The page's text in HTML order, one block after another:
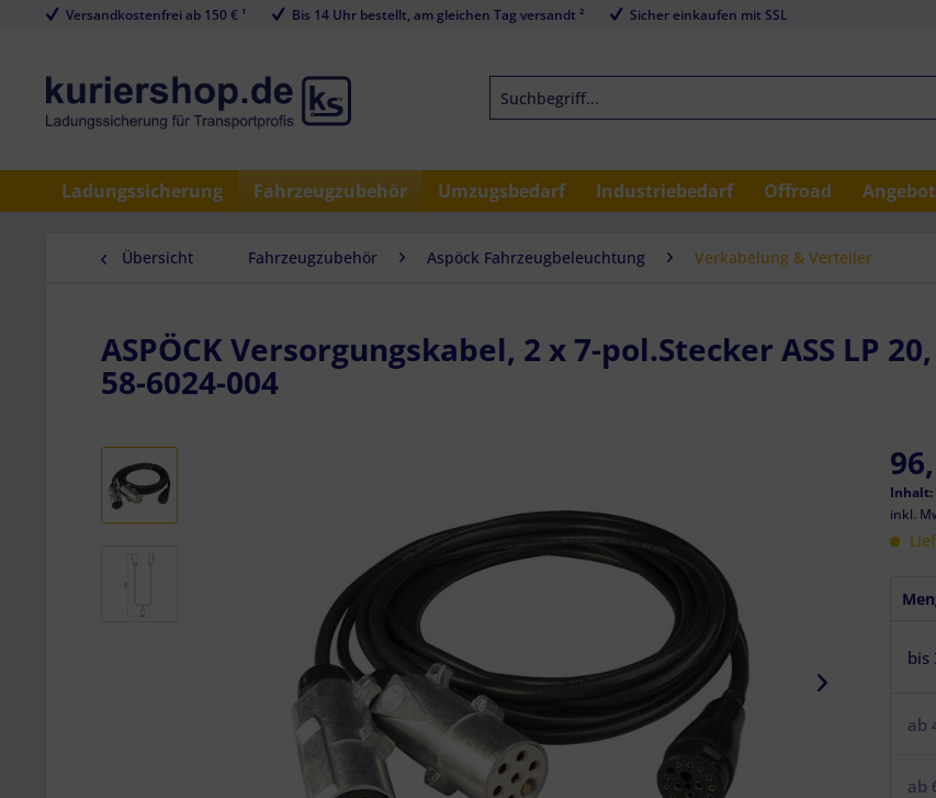
Versandkostenfrei ab 150 € ¹ Bis 14 Uhr bestellt, am gleichen Tag versandt ² Sicher einkaufen mit SSL
Ladungssicherung Fahrzeugzubehör Umzugsbedarf Industriebedarf Offroad
Übersicht Fahrzeugzubehör Aspöck Fahrzeugbeleuchtung Verkabelung & Verteiler
ASPÖCK Versorgungskabel, 2 x 7-pol.Stecker ASS LP
58-6024-004
Inhalt:
inkl.
bis
ab
ab